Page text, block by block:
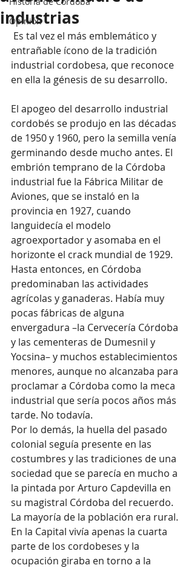
Opinión
industrias
entrañable ícono de la tradición
industrial cordobesa, que reconoce
en ella la génesis de su desarrollo.
El apogeo del desarrollo industrial
cordobés se produjo en las décadas
de 1950 y 1960, pero la semilla venía
germinando desde mucho antes. El
embrión temprano de la Córdoba
industrial fue la Fábrica Militar de
Aviones, que se instaló en la
provincia en 1927, cuando
languidecía el modelo
agroexportador y asomaba en el
horizonte el crack mundial de 1929.
Hasta entonces, en Córdoba
predominaban las actividades
agrícolas y ganaderas. Había muy
pocas fábricas de alguna
envergadura –la Cervecería Córdoba
y las cementeras de Dumesnil y
Yocsina– y muchos establecimientos
menores, aunque no alcanzaba para
proclamar a Córdoba como la meca
industrial que sería pocos años más
tarde. No todavía.
Por lo demás, la huella del pasado
colonial seguía presente en las
costumbres y las tradiciones de una
sociedad que se parecía en mucho a
la pintada por Arturo Capdevilla en
su magistral Córdoba del recuerdo.
La mayoría de la población era rural.
En la Capital vivía apenas la cuarta
parte de los cordobeses y la
ocupación giraba en torno a la